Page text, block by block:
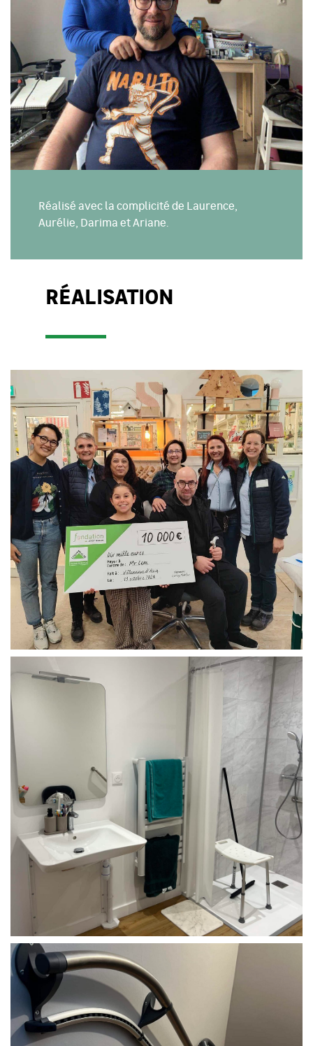
Réalisé avec la complicité de Laurence,
Aurélie, Darima et Ariane.
RÉALISATION